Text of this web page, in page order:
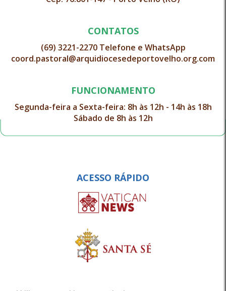
CONTATOS
(69) 3221-2270 Telefone e WhatsApp
coord.pastoral@arquidiocesedeportovelho.org.com
FUNCIONAMENTO
Segunda-feira a Sexta-feira: 8h às 12h - 14h às 18h
Sábado de 8h às 12h
ACESSO RÁPIDO